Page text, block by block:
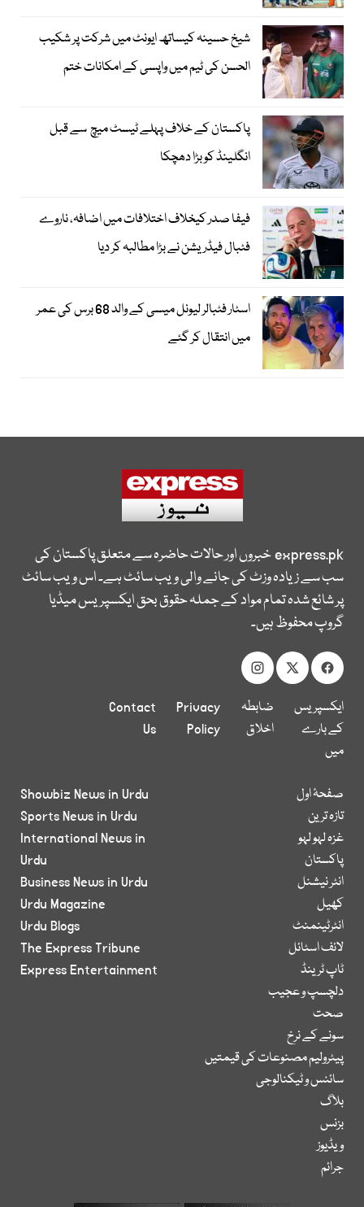
شیخ حسینہ کیساتھ ایونٹ میں شرکت پر شکیب
الحسن کی ٹیم میں واپسی کے امکانات ختم
پاکستان کے خلاف پہلے ٹیسٹ میچ سے قبل
انگلینڈ کو بڑا دھچکا
فیفا صدر کیخلاف اختلافات میں اضافہ، ناروے
فٹبال فیڈریشن نے بڑا مطالبہ کر دیا
اسٹار فٹبالر لیونل میسی کے والد 68 برس کی عمر
میں انتقال کر گئے
express.pkخبروں اور حالات حاضرہ سے متعلق پاکستان کی
سب سے زیادہ وزٹ کی جانے والی ویب سائٹ ہے۔ اس ویب سائٹ
پر شائع شدہ تمام مواد کے جملہ حقوق بحق ایکسپریس میڈیا
گروپ محفوظ ہیں۔
ایکسپریس
کے بارے
میں
ضابطہ
اخلاق
Privacy
Policy
Contact
Us
صفحۂ اول
تازہ ترین
غزہ لہو لہو
پاکستان
انٹر نیشنل
کھیل
انٹرٹینمنٹ
لائف اسٹائل
ٹاپ ٹرینڈ
دلچسپ و عجیب
صحت
سونے کے نرخ
پیٹرولیم مصنوعات کی قیمتیں
سائنس و ٹیکنالوجی
بلاگ
بزنس
ویڈیوز
جرائم
Showbiz News in Urdu
Sports News in Urdu
International News in
Urdu
Business News in Urdu
Urdu Magazine
Urdu Blogs
The Express Tribune
Express Entertainment